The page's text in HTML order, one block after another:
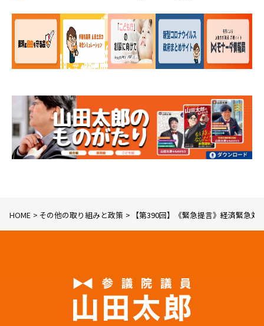
HOME その他の取り組みと政策 【第390回】《緊急提言》経済緊急